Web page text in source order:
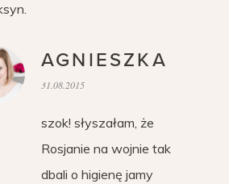
AGNIESZKA
31.08.2015
szok! słyszałam, że
Rosjanie na wojnie tak
dbali o higienę jamy